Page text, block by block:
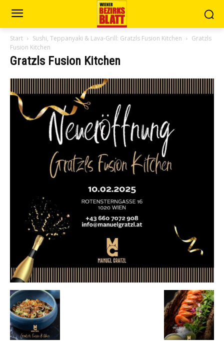
Start Sushi, Teppanyaki & Lava-Grill: Gratzls Fusion Kitchen
Gratzls
Fusion Kitchen
Gratzls Fusion Kitchen